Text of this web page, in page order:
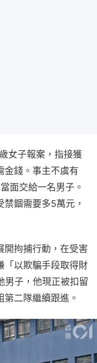
女子報案，指接獲
金錢。事主不虞有
面交給一名男子。
錮需要多5萬元，
開拘捕行動，在受害
「以欺騙手段取得財
男子，他現正被扣留
二隊繼續跟進。